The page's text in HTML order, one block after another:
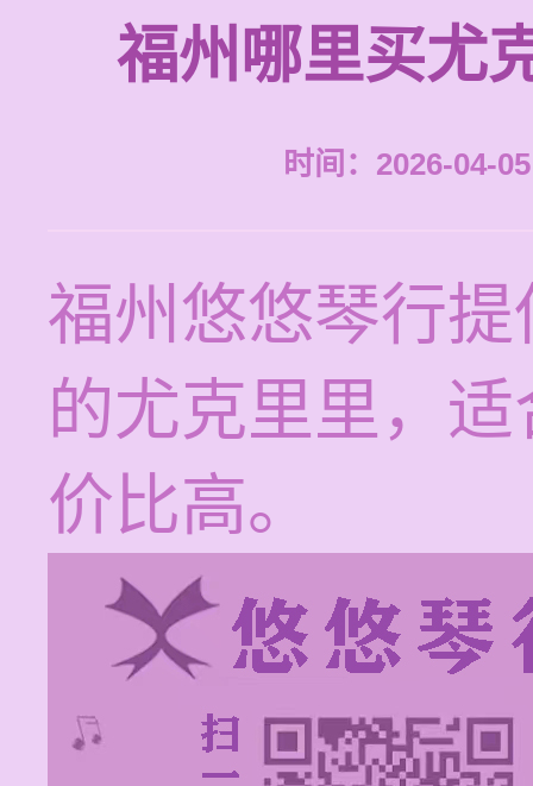
福州哪里买尤
时间：2026-04-
福州悠悠琴行
的尤克里里，
价比高。